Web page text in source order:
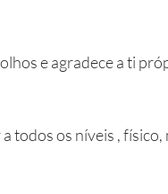
e agradece a ti
todos os níveis ,